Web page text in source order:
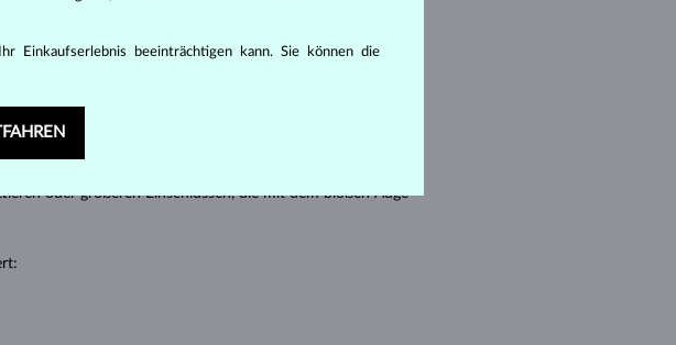
Diamanten bestimmen seine Reinheit:
oder größeren Einschlüssen, die mit dem bloßen Auge
Einkaufserlebnis beeinträchtigen kann. Sie können die